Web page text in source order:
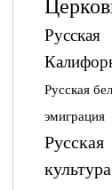
Русская
Русская
эмиграция
Русская